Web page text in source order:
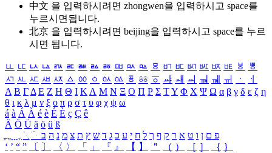
中文 을 입력하시려면 zhongwen을 입력하시고 space를
누르시면됩니다.
北京 을 입력하시려면 beijing을 입력하시고 space를 누르
시면 됩니다.
ㅥ ㅦ ㅧ ㅨ ㅩ ㅪ ㅫ ㅬ ㅭ ㅮ ㅯ ㅰ ㅱ ㅲ ㅳ ㅴ ㅵ ㅶ ㅷ ㅸ
ㅹ
ㅺ ㅻ ㅼ ㅽ ㅾ ㅿ ㆀ ㆁ ㆂ ㆃ ㆄ ㆅ ㆆ ㆇ ㆈ ㆉ ㆊ ㆋ ㆌ ㆍ
ㆎ
Α Β ΓΔ Ε Ζ Η Θ Ι ΚΛ Μ Ν Ξ Ο Π Ρ Σ ΤΥ Φ Χ Ψ Ω α β γ δ ε ζ η
θ ι κ λ μ ν ξ ο π ρ σ τ υ φ χ ψ ω
á à Á À é è É È ç Ç ê
Ä Ö Ü ä ö ü ß
ִֶֹ ֻּ ׁׂ פ ם ן ו ט א ר ק ף ך ל ח י ע כ ג ד ש ץ ת צ מ נ ה ב
‘ ’ “ ” 〔 〕 〈 〉 「 」 『 』 【 】 ＂ （ ） ［ ］ ｛ ｝